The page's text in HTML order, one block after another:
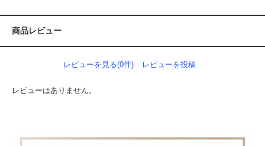
商品レビュー
レビューを見る(0件) レビューを投稿
レビューはありません。